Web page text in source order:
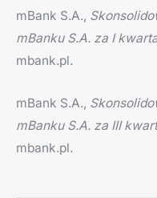
mBank S.A.,
mBanku S.A. za I
mbank.pl.
mBank S.A.,
mBanku S.A. za III
mbank.pl.